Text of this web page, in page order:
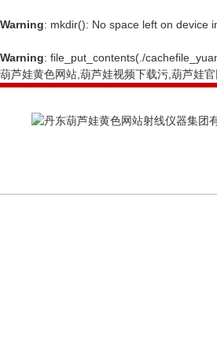
Warning: mkdir(): No space left on device
Warning: file_put_contents(./
葫芦娃黄色网站,葫芦娃视频下载污,葫芦娃